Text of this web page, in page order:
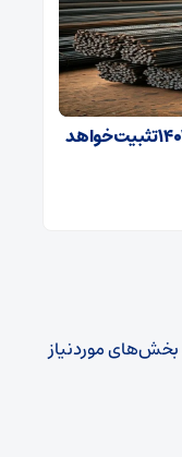
آیا قیمت آهن ‌آلات در ماه‌ های پایانی ۱۴۰۳ تثبیت خواهد
بخش‌های موردنیاز